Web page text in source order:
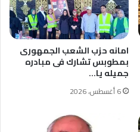
امانه حزب الشعب الجمهورى
بمطوبس تشارك فى مبادره
جميله يا…
6 أغسطس، 2026